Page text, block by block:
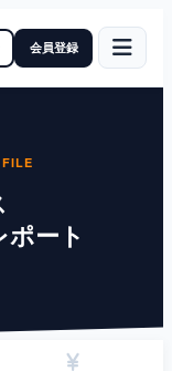
会員登録
ート